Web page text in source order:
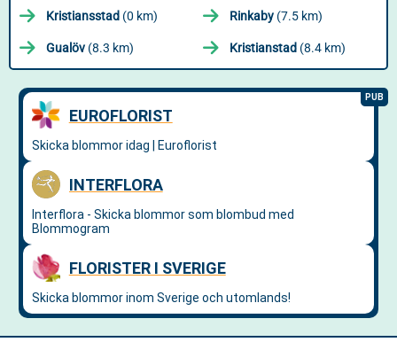
Kristiansstad (0 km) Rinkaby (7.5 km)
Gualöv (8.3 km) Kristianstad (8.4 km)